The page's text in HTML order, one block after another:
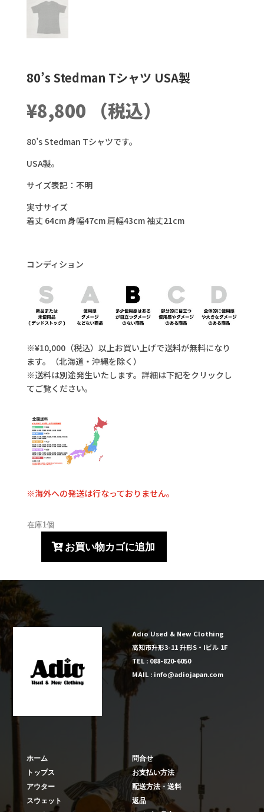
80’s Stedman Tシャツ USA製
¥8,800 （税込）
80’s Stedman Tシャツです。
USA製。
サイズ表記：不明
実寸サイズ
着丈 64cm 身幅47cm 肩幅43cm 袖丈21cm
コンディション
※¥10,000（税込）以上お買い上げで送料が無料になり
ます。（北海道・沖縄を除く）
※送料は別途発生いたします。詳細は下記をクリックし
てご覧ください。
※海外への発送は行なっておりません。
在庫1個
T
シ
ャ
ツ
お買い物カゴに追加
Adio Used & New Clothing
高知市升形3-11 升形S・Iビル 1F
TEL : 088-820-6050
MAIL : info@adiojapan.com
ホーム
トップス
アウター
スウェット
問合せ
お支払い方法
配送方法・送料
返品